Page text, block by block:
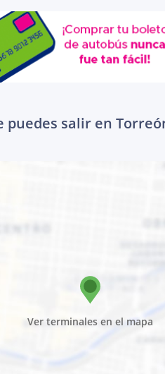
salir en
Ver terminales en el mapa